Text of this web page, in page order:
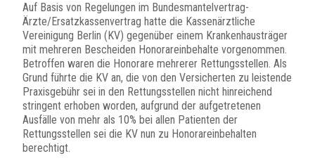
Auf Basis von Regelungen im Bundesmantelvertrag-
Ärzte/Ersatzkassenvertrag hatte die Kassenärztliche
Vereinigung Berlin (KV) gegenüber einem Krankenhausträger
mit mehreren Bescheiden Honorareinbehalte vorgenommen.
Betroffen waren die Honorare mehrerer Rettungsstellen. Als
Grund führte die KV an, die von den Versicherten zu leistende
Praxisgebühr sei in den Rettungsstellen nicht hinreichend
stringent erhoben worden, aufgrund der aufgetretenen
Ausfälle von mehr als 10% bei allen Patienten der
Rettungsstellen sei die KV nun zu Honorareinbehalten
berechtigt.